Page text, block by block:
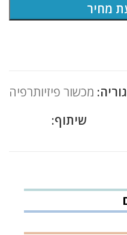
מחיר
מכשור פיזיותרפיה
שיתוף: